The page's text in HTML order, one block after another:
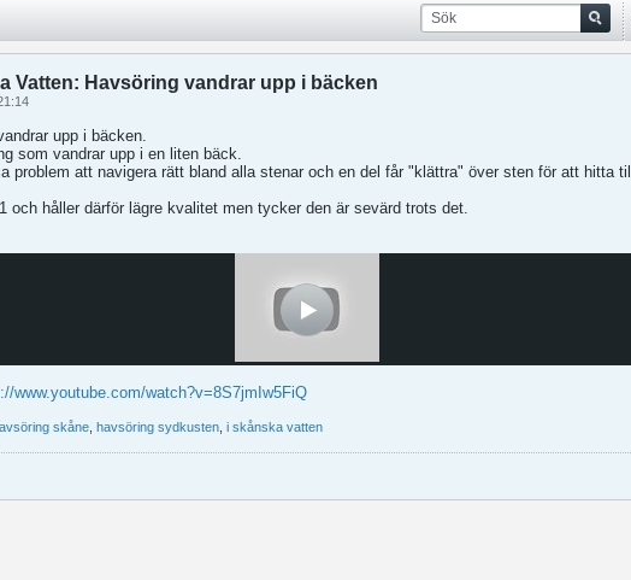
Vatten: Havsöring vandrar upp i bäcken
upp i bäcken.
som vandrar upp i en liten bäck.
problem att navigera rätt bland alla stenar och en del får "klättra" över sten för att hitta
och håller därför lägre kvalitet men tycker den är sevärd trots det.
www.youtube.com/watch?v=8S7jmIw5FiQ
skåne havsöring sydkusten i skånska vatten